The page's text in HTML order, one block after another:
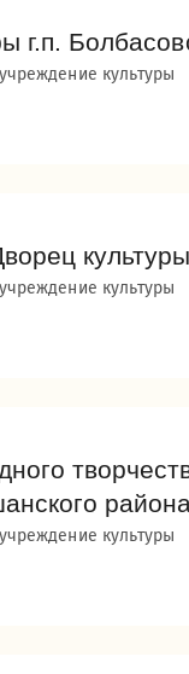
г.п.
культуры
культуры
культуры